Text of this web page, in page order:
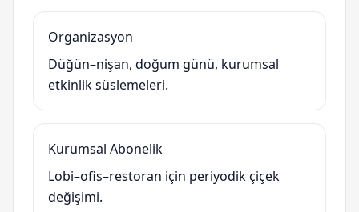
Organizasyon
Düğün–nişan, doğum günü, kurumsal
etkinlik süslemeleri.
Kurumsal Abonelik
Lobi–ofis–restoran için periyodik çiçek
değişimi.